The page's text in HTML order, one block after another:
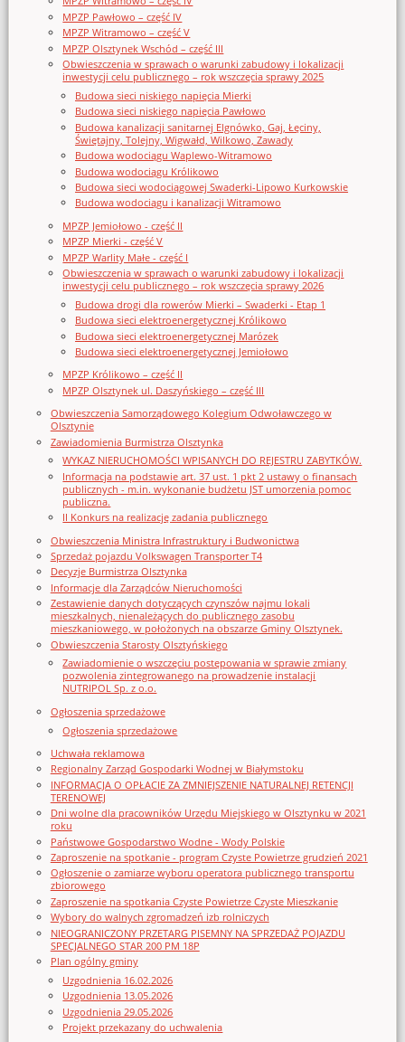
MPZP Pawłowo – część IV
MPZP Witramowo – część V
MPZP Olsztynek Wschód – część III
Obwieszczenia w sprawach o warunki zabudowy i lokalizacji
inwestycji celu publicznego – rok wszczęcia sprawy 2025
Budowa sieci niskiego napięcia Mierki
Budowa sieci niskiego napięcia Pawłowo
Budowa kanalizacji sanitarnej Elgnówko, Gaj, Łęciny,
Świętajny, Tolejny, Wigwałd, Wilkowo, Zawady
Budowa wodociągu Waplewo-Witramowo
Budowa wodociągu Królikowo
Budowa sieci wodociągowej Swaderki-Lipowo Kurkowskie
Budowa wodociągu i kanalizacji Witramowo
MPZP Jemiołowo - część II
MPZP Mierki - część V
MPZP Warlity Małe - część I
Obwieszczenia w sprawach o warunki zabudowy i lokalizacji
inwestycji celu publicznego – rok wszczęcia sprawy 2026
Budowa drogi dla rowerów Mierki – Swaderki - Etap 1
Budowa sieci elektroenergetycznej Królikowo
Budowa sieci elektroenergetycznej Marózek
Budowa sieci elektroenergetycznej Jemiołowo
MPZP Królikowo – część II
MPZP Olsztynek ul. Daszyńskiego – część III
Obwieszczenia Samorządowego Kolegium Odwoławczego w
Olsztynie
Zawiadomienia Burmistrza Olsztynka
WYKAZ NIERUCHOMOŚCI WPISANYCH DO REJESTRU ZABYTKÓW.
Informacja na podstawie art. 37 ust. 1 pkt 2 ustawy o finansach
publicznych - m.in. wykonanie budżetu JST umorzenia pomoc
publiczna.
II Konkurs na realizację zadania publicznego
Obwieszczenia Ministra Infrastruktury i Budwonictwa
Sprzedaż pojazdu Volkswagen Transporter T4
Decyzje Burmistrza Olsztynka
Informacje dla Zarządców Nieruchomości
Zestawienie danych dotyczących czynszów najmu lokali
mieszkalnych, nienależących do publicznego zasobu
mieszkaniowego, w położonych na obszarze Gminy Olsztynek.
Obwieszczenia Starosty Olsztyńskiego
Zawiadomienie o wszczęciu postępowania w sprawie zmiany
pozwolenia zintegrowanego na prowadzenie instalacji
NUTRIPOL Sp. z o.o.
Ogłoszenia sprzedażowe
Ogłoszenia sprzedażowe
Uchwała reklamowa
Regionalny Zarząd Gospodarki Wodnej w Białymstoku
INFORMACJA O OPŁACIE ZA ZMNIEJSZENIE NATURALNEJ RETENCJI
TERENOWEJ
Dni wolne dla pracowników Urzędu Miejskiego w Olsztynku w 2021
roku
Państwowe Gospodarstwo Wodne - Wody Polskie
Zaproszenie na spotkanie - program Czyste Powietrze grudzień 2021
Ogłoszenie o zamiarze wyboru operatora publicznego transportu
zbiorowego
Zaproszenie na spotkania Czyste Powietrze Czyste Mieszkanie
Wybory do walnych zgromadzeń izb rolniczych
NIEOGRANICZONY PRZETARG PISEMNY NA SPRZEDAŻ POJAZDU
SPECJALNEGO STAR 200 PM 18P
Plan ogólny gminy
Uzgodnienia 16.02.2026
Uzgodnienia 13.05.2026
Uzgodnienia 29.05.2026
Projekt przekazany do uchwalenia